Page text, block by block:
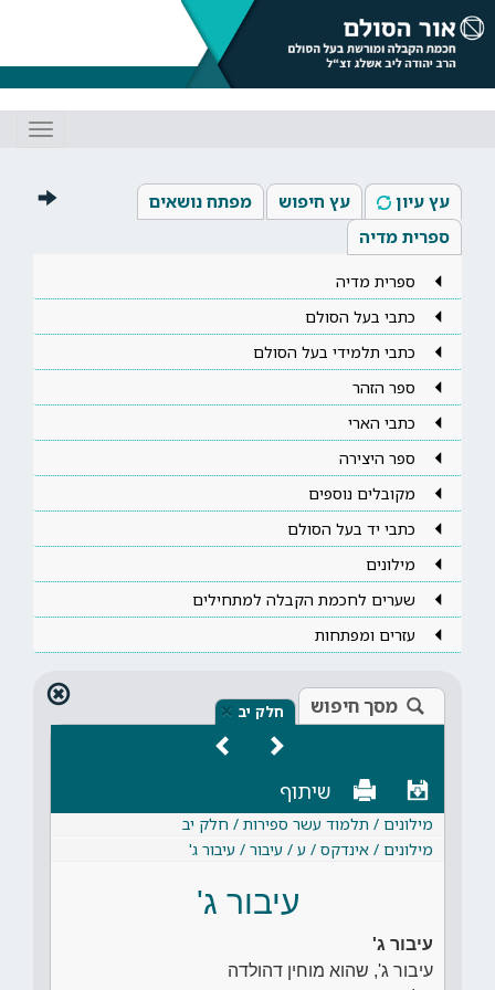
עץ עיון עץ חיפוש
מפתח נושאים
ספרית מדיה
ספרית מדיה
כתבי בעל הסולם
כתבי תלמידי בעל הסולם
ספר הזהר
כתבי הארי
ספר היצירה
מקובלים נוספים
כתבי יד בעל הסולם
מילונים
שערים לחכמת הקבלה למתחילים
עזרים ומפתחות
מסך חיפוש חלק יב ×
שיתוף
מילונים / תלמוד עשר ספירות / חלק יב
מילונים / אינדקס / ע / עיבור / עיבור ג'
עיבור ג'
עיבור ג'
עיבור ג', שהוא מוחין דהולדה